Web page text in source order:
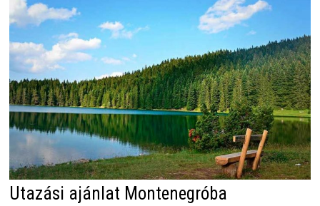
Utazási ajánlat Montenegróba